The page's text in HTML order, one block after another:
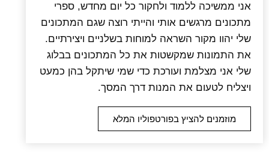
אני ממשיכה ללמוד ולחקור כל יום מחדש, ספרי
מתכונים מרגשים אותי והייתי רוצה שגם המתכונים
שלי יהוו מקור השראה למוחות בשלניים ויצירתיים.
את התמונות שמקשטות את כל המתכונים בבלוג
שלי אני מצלמת ועורכת כדי שמי שיתקל בהן כמעט
ויצליח לטעום את המנות דרך המסך.
מוזמנים להציץ בפורטפוליו המלא